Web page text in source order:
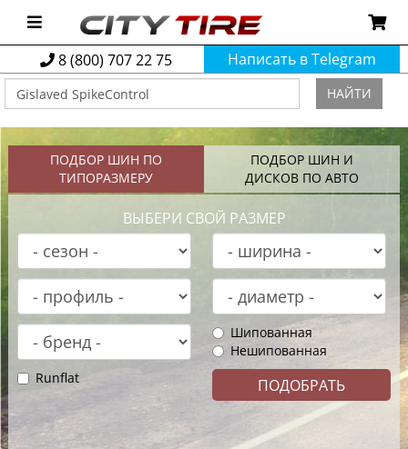
8 (800) 707 22 75 Написать в Telegram
НАЙТИ
ПОДБОР ШИН ПО
ТИПОРАЗМЕРУ
ПОДБОР ШИН И
ДИСКОВ ПО АВТО
ВЫБЕРИ СВОЙ РАЗМЕР
Шипованная
Нешипованная
Runflat